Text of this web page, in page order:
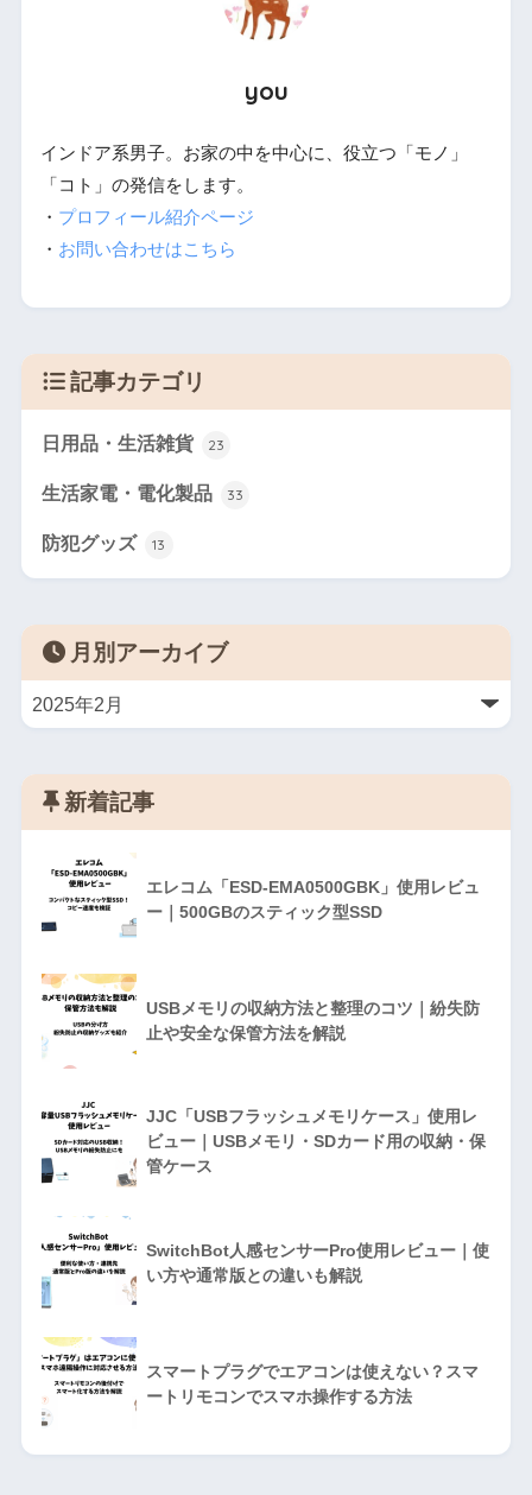
you
インドア系男子。お家の中を中心に、役立つ「モノ」
「コト」の発信をします。
・ プロフィール紹介ページ
・ お問い合わせはこちら
記事カテゴリ
日用品・生活雑貨 23
生活家電・電化製品 33
防犯グッズ 13
月別アーカイブ
新着記事
エレコム「ESD-EMA0500GBK」使用レビュ
ー｜500GBのスティック型SSD
USBメモリの収納方法と整理のコツ｜紛失防
止や安全な保管方法を解説
JJC「USBフラッシュメモリケース」使用レ
ビュー｜USBメモリ・SDカード用の収納・保
管ケース
SwitchBot人感センサーPro使用レビュー｜使
い方や通常版との違いも解説
スマートプラグでエアコンは使えない？スマ
ートリモコンでスマホ操作する方法